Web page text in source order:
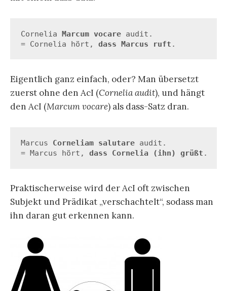
Cornelia Marcum vocare audit.
= Cornelia hört, dass Marcus ruft .
Eigentlich ganz einfach, oder? Man übersetzt
zuerst ohne den AcI (Cornelia audit), und hängt
den AcI (Marcum vocare) als dass-Satz dran.
Marcus Corneliam salutare audit.
= Marcus hört, dass Cornelia (ihn) grüßt .
Praktischerweise wird der AcI oft zwischen
Subjekt und Prädikat „verschachtelt“, sodass man
ihn daran gut erkennen kann.